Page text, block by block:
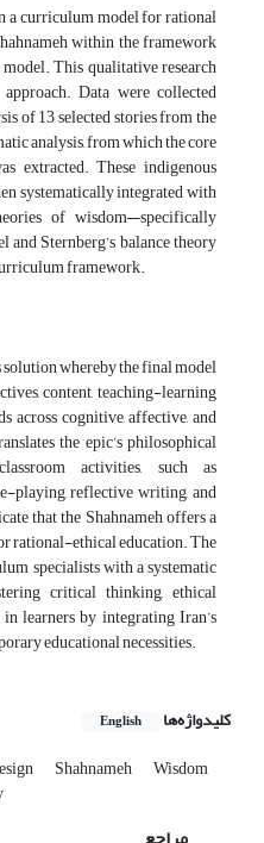
a curriculum model for rational
within the framework
This qualitative research
Data were collected
of 13 selected stories from the
analysis, from which the core
extracted. These indigenous
systematically integrated with
of wisdom—specifically
Sternberg’s balance theory
framework.
whereby the final model
content, teaching-learning
across cognitive, affective, and
the epic’s philosophical
activities, such as
playing, reflective writing, and
that the Shahnameh offers a
rational-ethical education. The
specialists with a systematic
critical thinking, ethical
learners by integrating Iran’s
educational necessities.
کلیدواژه‌ها English
Shahnameh Wisdom